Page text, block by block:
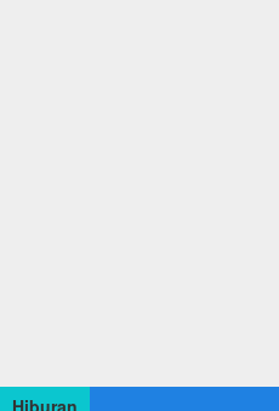
Hiburan